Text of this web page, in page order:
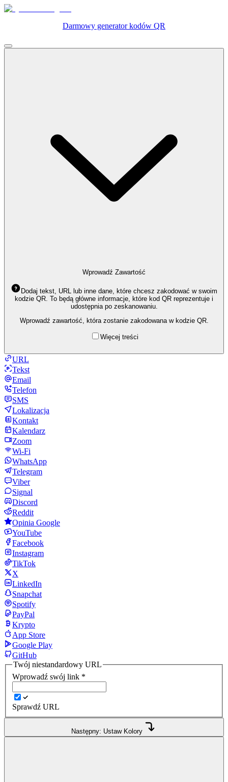
Darmowy generator kodów QR
Wprowadź Zawartość
Dodaj tekst, URL lub inne dane, które chcesz zakodować w swoim
kodzie QR. To będą główne informacje, które kod QR reprezentuje i
udostępnia po zeskanowaniu.
Wprowadź zawartość, która zostanie zakodowana w kodzie QR.
Więcej treści
URL
Tekst
Email
Telefon
SMS
Lokalizacja
Kontakt
Kalendarz
Zoom
Wi-Fi
WhatsApp
Telegram
Viber
Signal
Discord
Reddit
Opinia Google
YouTube
Facebook
Instagram
TikTok
X
LinkedIn
Snapchat
Spotify
PayPal
Krypto
App Store
Google Play
GitHub
Twój niestandardowy URL
Wprowadź swój link *
Sprawdź URL
Następny: Ustaw Kolory